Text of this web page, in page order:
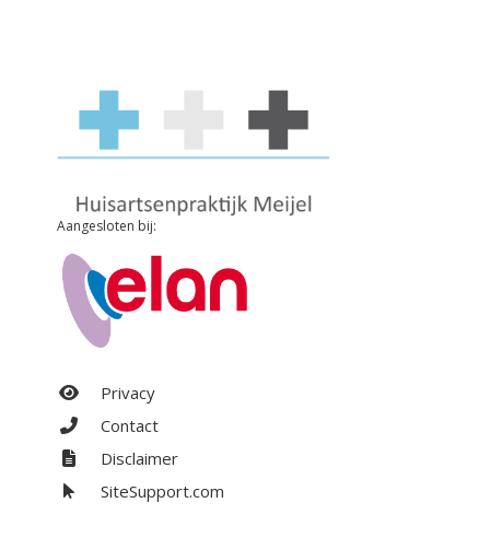
Aangesloten bij:
Privacy
Contact
Disclaimer
SiteSupport.com